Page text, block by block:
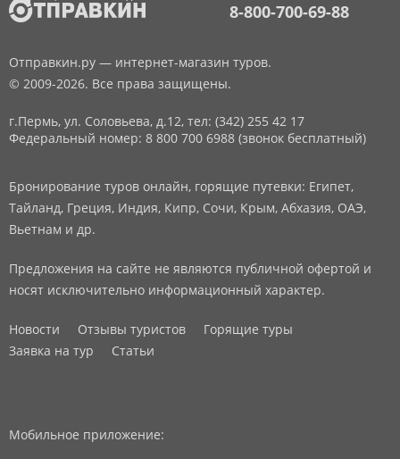
8-800-700-69-88
Отправкин.ру — интернет-магазин туров.
© 2009-2026. Все права защищены.
г.Пермь, ул. Соловьева, д.12, тел: (342) 255 42 17
Федеральный номер: 8 800 700 6988 (звонок бесплатный)
Бронирование туров онлайн, горящие путевки: Египет,
Тайланд, Греция, Индия, Кипр, Сочи, Крым, Абхазия, ОАЭ,
Вьетнам и др.
Предложения на сайте не являются публичной офертой и
носят исключительно информационный характер.
Новости Отзывы туристов
Горящие туры
Заявка на тур
Статьи
Мобильное приложение: